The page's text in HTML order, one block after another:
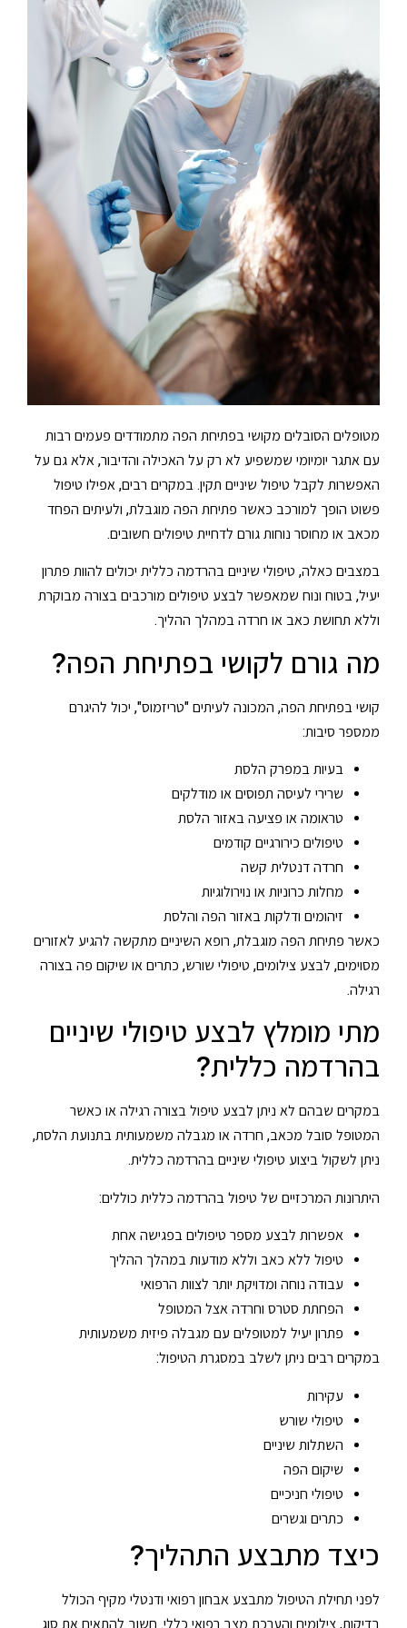
מטופלים הסובלים מקושי בפתיחת הפה מתמודדים פעמים רבות
עם אתגר יומיומי שמשפיע לא רק על האכילה והדיבור, אלא גם על
האפשרות לקבל טיפול שיניים תקין. במקרים רבים, אפילו טיפול
פשוט הופך למורכב כאשר פתיחת הפה מוגבלת, ולעיתים הפחד
מכאב או מחוסר נוחות גורם לדחיית טיפולים חשובים.
במצבים כאלה, טיפולי שיניים בהרדמה כללית יכולים להוות פתרון
יעיל, בטוח ונוח שמאפשר לבצע טיפולים מורכבים בצורה מבוקרת
וללא תחושת כאב או חרדה במהלך ההליך.
מה גורם לקושי בפתיחת הפה?
קושי בפתיחת הפה, המכונה לעיתים "טריזמוס", יכול להיגרם
ממספר סיבות:
בעיות במפרק הלסת
שרירי לעיסה תפוסים או מודלקים
טראומה או פציעה באזור הלסת
טיפולים כירורגיים קודמים
חרדה דנטלית קשה
מחלות כרוניות או נוירולוגיות
זיהומים ודלקות באזור הפה והלסת
כאשר פתיחת הפה מוגבלת, רופא השיניים מתקשה להגיע לאזורים
מסוימים, לבצע צילומים, טיפולי שורש, כתרים או שיקום פה בצורה
רגילה.
מתי מומלץ לבצע טיפולי שיניים
בהרדמה כללית?
במקרים שבהם לא ניתן לבצע טיפול בצורה רגילה או כאשר
המטופל סובל מכאב, חרדה או מגבלה משמעותית בתנועת הלסת,
ניתן לשקול ביצוע טיפולי שיניים בהרדמה כללית.
היתרונות המרכזיים של טיפול בהרדמה כללית כוללים:
אפשרות לבצע מספר טיפולים בפגישה אחת
טיפול ללא כאב וללא מודעות במהלך ההליך
עבודה נוחה ומדויקת יותר לצוות הרפואי
הפחתת סטרס וחרדה אצל המטופל
פתרון יעיל למטופלים עם מגבלה פיזית משמעותית
במקרים רבים ניתן לשלב במסגרת הטיפול:
עקירות
טיפולי שורש
השתלות שיניים
שיקום הפה
טיפולי חניכיים
כתרים וגשרים
כיצד מתבצע התהליך?
לפני תחילת הטיפול מתבצע אבחון רפואי ודנטלי מקיף הכולל
בדיקות, צילומים והערכת מצב רפואי כללי. חשוב להתאים את סוג